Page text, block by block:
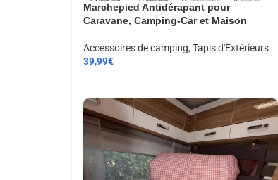
Marchepied Antidérapant pour
Caravane, Camping-Car et Maison
Accessoires de camping, Tapis d'Extérieurs
39,99€